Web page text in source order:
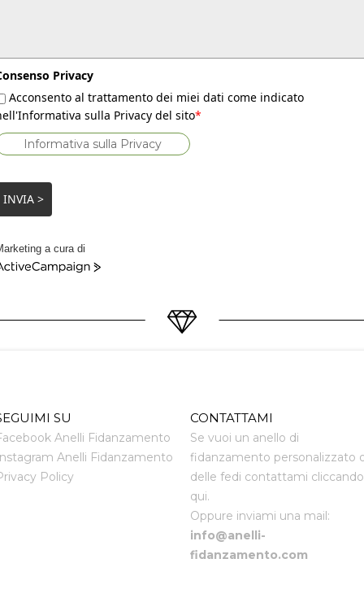
Privacy
Acconsento al trattamento dei miei dati come indicato
sulla Privacy del sito*
Informativa sulla Privacy
INVIA >
a cura di
SU
Anelli Fidanzamento
Anelli Fidanzamento
Policy
CONTATTAMI
Se vuoi un anello di
fidanzamento personalizzato
delle fedi contattami cliccando
qui.
Oppure inviami una mail:
info@anelli-
fidanzamento.com